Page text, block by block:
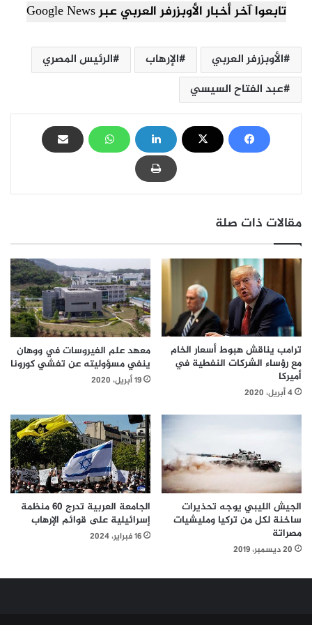
تابعوا آخر أخبار الأوبزرفر العربي عبر Google News
الأوبزرفر العربي الإرهاب
الرئيس المصري
عبد الفتاح السيسي
مقالات ذات صلة
ترامب يناقش هبوط أسعار الخام
مع رؤساء الشركات النفطية في
أميركا
4 أبريل، 2020
معهد علم الفيروسات في ووهان
ينفي مسؤوليته عن تفشي كورونا
19 أبريل، 2020
الجيش الليبي يوجه تحذيرات
ساخنة لكل من تركيا ومليشيات
مصراتة
20 ديسمبر، 2019
الجامعة العربية تدرج 60 منظمة
إسرائيلية على قوائم الإرهاب
16 فبراير، 2024